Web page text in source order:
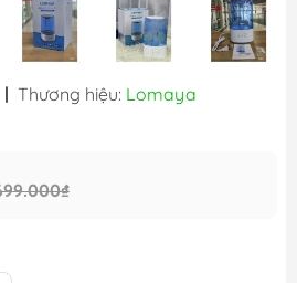
| Thương hiệu: Lomaya